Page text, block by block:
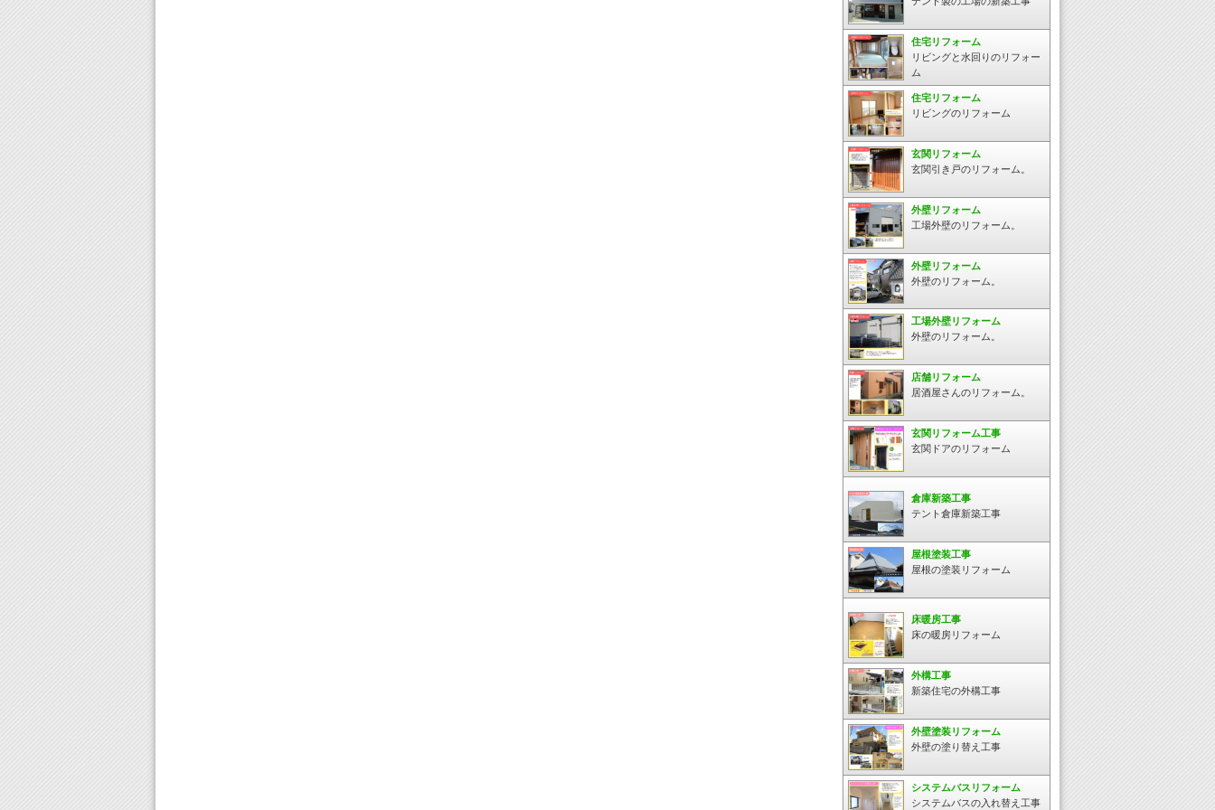
住宅リフォーム
リビングと水回りのリフォー
ム
住宅リフォーム
リビングのリフォーム
玄関リフォーム
玄関引き戸のリフォーム。
外壁リフォーム
工場外壁のリフォーム。
外壁リフォーム
外壁のリフォーム。
工場外壁リフォーム
外壁のリフォーム。
店舗リフォーム
居酒屋さんのリフォーム。
玄関リフォーム工事
玄関ドアのリフォーム
倉庫新築工事
テント倉庫新築工事
屋根塗装工事
屋根の塗装リフォーム
床暖房工事
床の暖房リフォーム
外構工事
新築住宅の外構工事
外壁塗装リフォーム
外壁の塗り替え工事
システムバスリフォーム
システムバスの入れ替え工事